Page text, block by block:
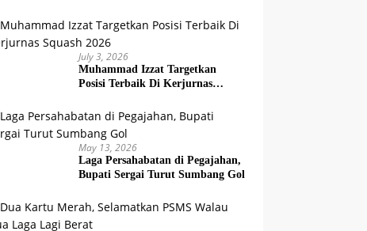
July 3, 2026
Muhammad Izzat Targetkan
Posisi Terbaik Di Kerjurnas
May 13, 2026
Laga Persahabatan di Pegajahan,
Bupati Sergai Turut Sumbang Gol